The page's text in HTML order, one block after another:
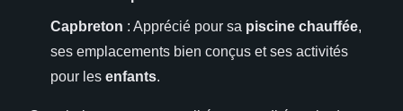
Capbreton : Apprécié pour sa piscine chauffée,
ses emplacements bien conçus et ses activités
pour les enfants.